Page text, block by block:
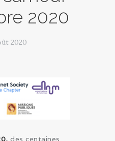
2020
2020
des centaines